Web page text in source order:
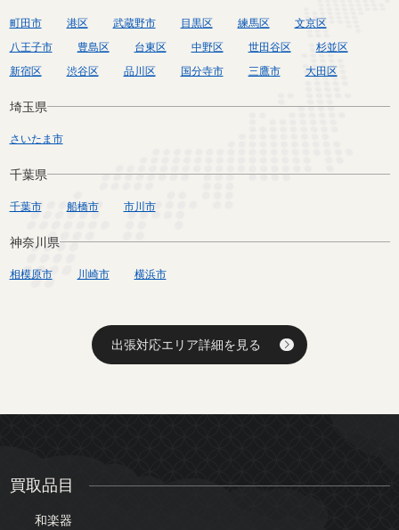
町田市 港区 武蔵野市 目黒区 練馬区
文京区
八王子市
豊島区 台東区 中野区 世田谷区
杉並区
新宿区
渋谷区 品川区 国分寺市 三鷹市 大田区
埼玉県
さいたま市
千葉県
千葉市 船橋市 市川市
神奈川県
相模原市 川崎市 横浜市
出張対応エリア詳細を見る
買取品目
和楽器